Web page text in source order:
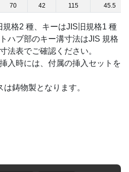
70 42 115 45.5
規格2 種、キーはJIS旧規格1 種
ハブ部のキー溝寸法はJIS 規格
法表でご確認ください。
入時には、付属の挿入セットを
鋳物製となります。